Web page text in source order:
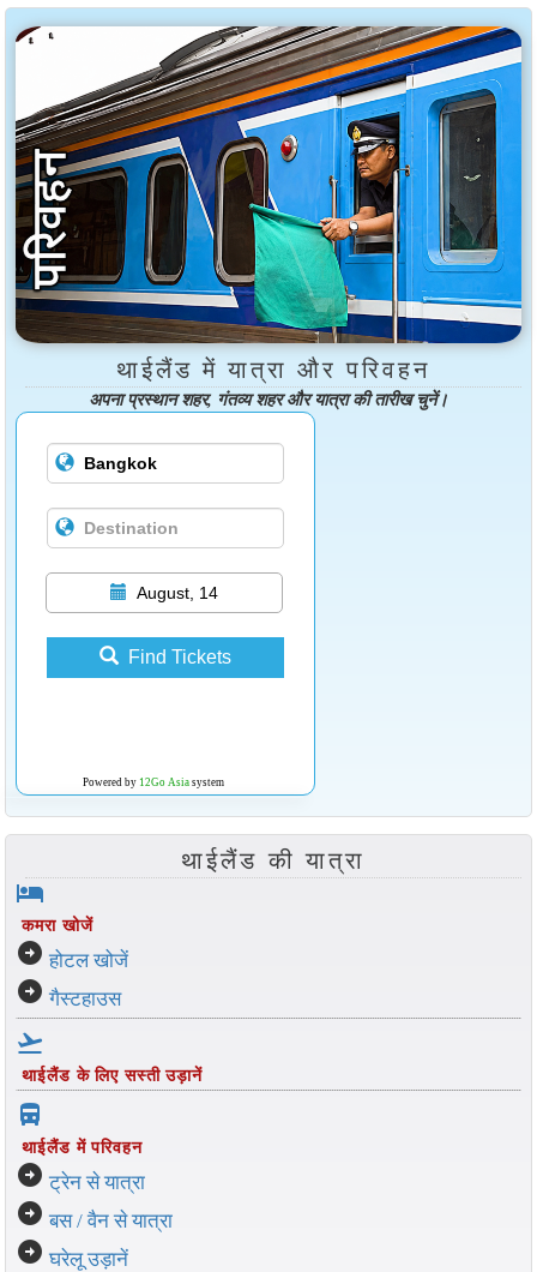
थाईलैंड में यात्रा और परिवहन
अपना प्रस्थान शहर, गंतव्य शहर और यात्रा की तारीख चुनें।
August, 14
Find Tickets
Powered by 12Go Asiasystem
थाईलैंड की यात्रा
hotel
कमरा खोजें
arrow_circle_right होटल खोजें
arrow_circle_right गैस्टहाउस
flight_takeoff
थाईलैंड के लिए सस्ती उड़ानें
directions_bus_filled
थाईलैंड में परिवहन
arrow_circle_right ट्रेन से यात्रा
arrow_circle_right बस / वैन से यात्रा
arrow_circle_right घरेलू उड़ानें